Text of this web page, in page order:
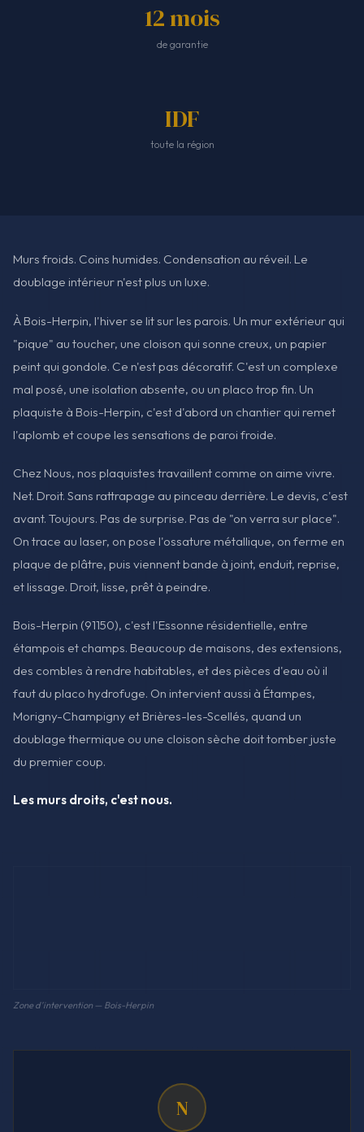
12 mois
de garantie
IDF
toute la région
Murs froids. Coins humides. Condensation au réveil. Le
doublage intérieur n'est plus un luxe.
À Bois-Herpin, l'hiver se lit sur les parois. Un mur extérieur qui
"pique" au toucher, une cloison qui sonne creux, un papier
peint qui gondole. Ce n'est pas décoratif. C'est un complexe
mal posé, une isolation absente, ou un placo trop fin. Un
plaquiste à Bois-Herpin, c'est d'abord un chantier qui remet
l'aplomb et coupe les sensations de paroi froide.
Chez Nous, nos plaquistes travaillent comme on aime vivre.
Net. Droit. Sans rattrapage au pinceau derrière. Le devis, c'est
avant. Toujours. Pas de surprise. Pas de "on verra sur place".
On trace au laser, on pose l'ossature métallique, on ferme en
plaque de plâtre, puis viennent bande à joint, enduit, reprise,
et lissage. Droit, lisse, prêt à peindre.
Bois-Herpin (91150), c'est l'Essonne résidentielle, entre
étampois et champs. Beaucoup de maisons, des extensions,
des combles à rendre habitables, et des pièces d'eau où il
faut du placo hydrofuge. On intervient aussi à Étampes,
Morigny-Champigny et Brières-les-Scellés, quand un
doublage thermique ou une cloison sèche doit tomber juste
du premier coup.
Les murs droits, c'est nous.
Zone d'intervention — Bois-Herpin
N